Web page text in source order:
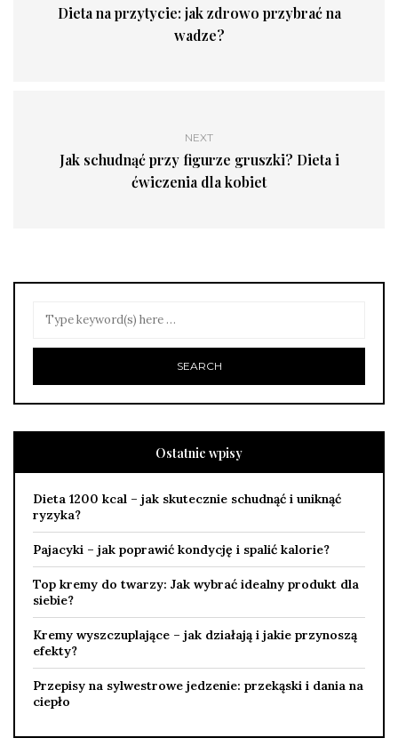
Dieta na przytycie: jak zdrowo przybrać na
wadze?
NEXT
Jak schudnąć przy figurze gruszki? Dieta i
ćwiczenia dla kobiet
Ostatnie wpisy
Dieta 1200 kcal – jak skutecznie schudnąć i uniknąć
ryzyka?
Pajacyki – jak poprawić kondycję i spalić kalorie?
Top kremy do twarzy: Jak wybrać idealny produkt dla
siebie?
Kremy wyszczuplające – jak działają i jakie przynoszą
efekty?
Przepisy na sylwestrowe jedzenie: przekąski i dania na
ciepło